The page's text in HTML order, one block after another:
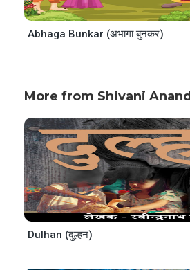
Abhaga Bunkar (अभागा बुनकर)
More from Shivani Anand
Dulhan (दुल्हन)